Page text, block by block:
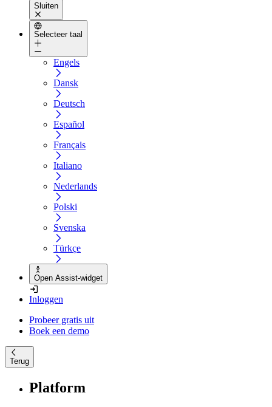
Sluiten
Selecteer taal
Engels
Dansk
Deutsch
Español
Français
Italiano
Nederlands
Polski
Svenska
Türkçe
Open Assist-widget
Inloggen
Probeer gratis uit
Boek een demo
Terug
Platform